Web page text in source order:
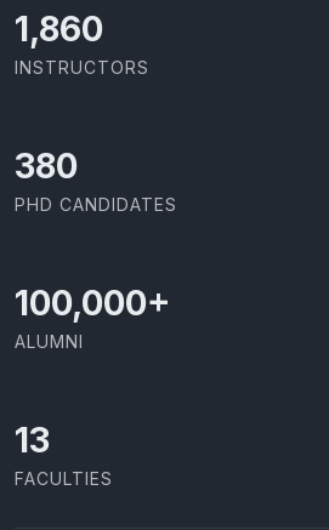
2,029
INSTRUCTORS
414
PHD CANDIDATES
100,000+
ALUMNI
13
FACULTIES